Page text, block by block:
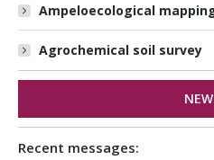
Ampeloecological
Agrochemical soil survey
Recent messages: